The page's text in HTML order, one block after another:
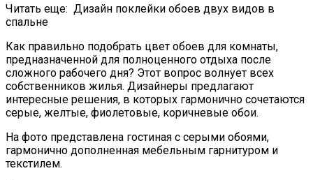
Читать еще: Дизайн поклейки обоев двух видов в
спальне
Как правильно подобрать цвет обоев для комнаты,
предназначенной для полноценного отдыха после
сложного рабочего дня? Этот вопрос волнует всех
собственников жилья. Дизайнеры предлагают
интересные решения, в которых гармонично сочетаются
серые, желтые, фиолетовые, коричневые обои.
На фото представлена гостиная с серыми обоями,
гармонично дополненная мебельным гарнитуром и
текстилем.